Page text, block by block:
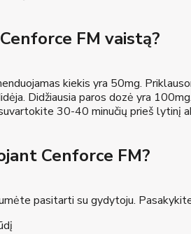
FM vaistą?
kiekis yra 50mg.
Didžiausia paros dozė yra
30-40 minučių prieš lytinį
Cenforce FM?
pasitarti su gydytoju.